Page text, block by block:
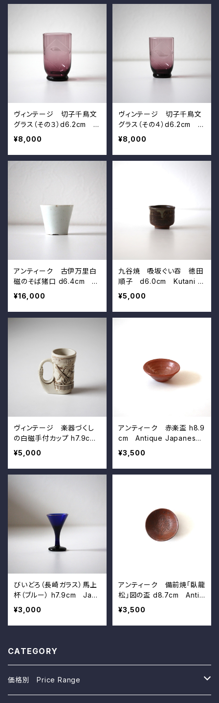
ヴィンテージ 切子千鳥文
グラス（その３）d6.2cm Vi
ntage Japanese Hand E
ngraved Purple Glass C
up, Plover (or Chick) D
¥8,000
ヴィンテージ 切子千鳥文
グラス（その４）d6.2cm Vi
ntage Japanese Hand E
ngraved Purple Glass C
up, Plover (or Chick) D
¥8,000
アンティーク 古伊万里白
磁のそば猪口 d6.4cm A
ntique Japanese Imari
White Porcelain Cup
¥16,000
九谷焼 吸坂ぐい吞 徳田
順子 d6.0cm Kutani S
uisaka Glazed Cup by T
okuda Junko（Tokuda Y
asokichi Ⅳ）
¥5,000
ヴィンテージ 楽器づくし
の白磁手付カップ h7.9cm
Vintage White Porcel
ain with Embossed Musi
cal Instruments
¥5,000
アンティーク 赤楽盃 h8.9
cm Antique Japanese
Red Raku Ware Sake C
¥3,500
びいどろ（長崎ガラス）馬上
杯（ブルー） h7.9cm Jap
anese Vintage Blue Gla
ss Cup with Stem
¥3,000
アンティーク 備前焼「臥龍
松」図の盃 d8.7cm Antiq
ue Japanese Bizen Cu
p, Design of Famous Lo
ng Pine Tree Reminiscin
¥3,500
CATEGORY
価格別 Price Range